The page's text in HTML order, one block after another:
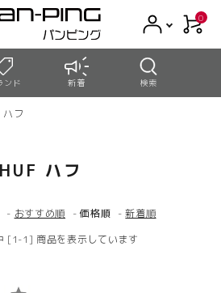
0
ンド 新着 検索
新規会員登録
search
ハフ
HUF ハフ
- おすすめ順 -価格順 -新着順
[1-1] 商品を表示しています